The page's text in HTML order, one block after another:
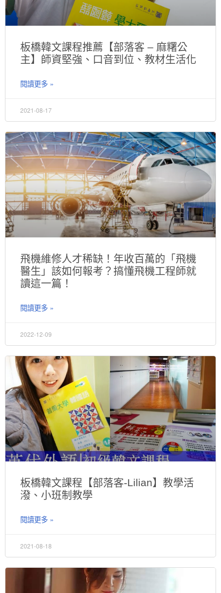
板橋韓文課程推薦【部落客 – 麻糬公
主】師資堅強、口音到位、教材生活化
閱讀更多 »
2021-08-17
飛機維修人才稀缺！年收百萬的「飛機
醫生」該如何報考？搞懂飛機工程師就
讀這一篇！
閱讀更多 »
2022-12-09
板橋韓文課程【部落客-Lilian】教學活
潑、小班制教學
閱讀更多 »
2021-08-18